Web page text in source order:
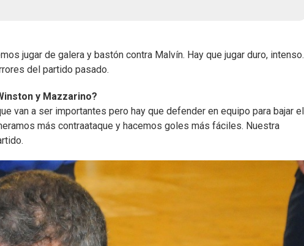
jugar de galera y bastón contra Malvín. Hay que jugar duro, intenso.
del partido pasado.
y Mazzarino?
van a ser importantes pero hay que defender en equipo para bajar el
más contraataque y hacemos goles más fáciles. Nuestra